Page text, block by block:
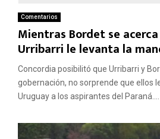
Comentarios
Mientras Bordet se
Urribarri le levanta la
Concordia posibilitó que Urribarri y
gobernación, no sorprende que ellos
Uruguay a los aspirantes del Paraná....